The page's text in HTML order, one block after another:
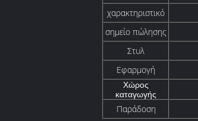
χαρακτηριστικό
σημείο πώλησης
Στυλ
Εφαρμογή
Χώρος
καταγωγής
Παράδοση